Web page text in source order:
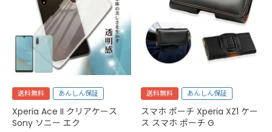
送料無料 あんしん保証
Xperia Ace II クリアケース
Sony ソニー エク
送料無料 あんしん保証
スマホ ポーチ Xperia XZ1 ケー
ス スマホ ポーチ G